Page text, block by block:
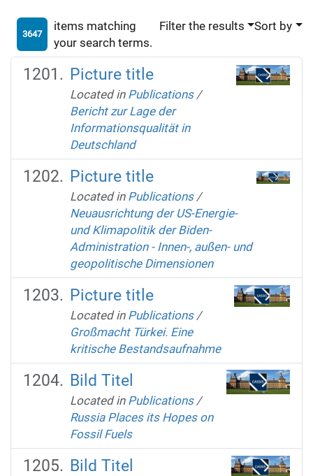
3647
items matching
your search terms.
Filter the results Sort by
Picture title
Located in Publications /
Bericht zur Lage der
Informationsqualität in
Deutschland
Picture title
Located in Publications /
Neuausrichtung der US-Energie-
und Klimapolitik der Biden-
Administration - Innen-, außen- und
geopolitische Dimensionen
Picture title
Located in Publications /
Großmacht Türkei. Eine
kritische Bestandsaufnahme
Bild Titel
Located in Publications /
Russia Places its Hopes on
Fossil Fuels
Bild Titel